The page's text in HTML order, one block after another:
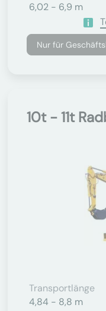
6,02 - 6,9 m
Nur für
10t - 11t
Transportlänge
4,84 - 8,8 m